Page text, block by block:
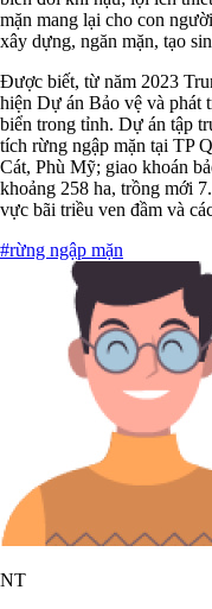
mặn mang lại cho con
xây dựng, ngăn mặn, tạo
Được biết, từ năm 2023
hiện Dự án Bảo vệ và phát
biển trong tỉnh. Dự án tập
tích rừng ngập mặn tại TP
Cát, Phù Mỹ; giao khoán
khoảng 258 ha, trồng mới
vực bãi triều ven đầm và
#rừng ngập mặn
NT